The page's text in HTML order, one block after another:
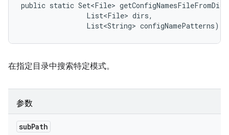
public static Set<File>
                List<File> dirs,
                List<String> configNamePatterns)
在指定目录中搜索特定模式。
参数
subPath